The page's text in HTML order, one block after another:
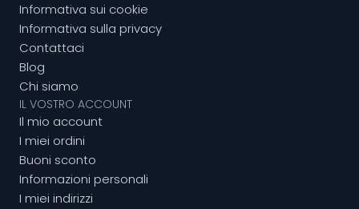
Informativa sui cookie
Informativa sulla privacy
Contattaci
Blog
Chi siamo
IL VOSTRO ACCOUNT
Il mio account
I miei ordini
Buoni sconto
Informazioni personali
I miei indirizzi